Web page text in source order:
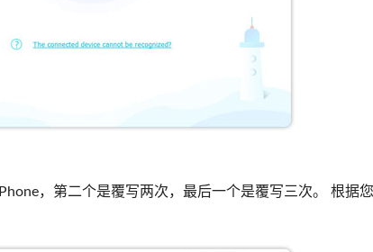
，第二个是覆写两次，最后一个是覆写三次。 根据